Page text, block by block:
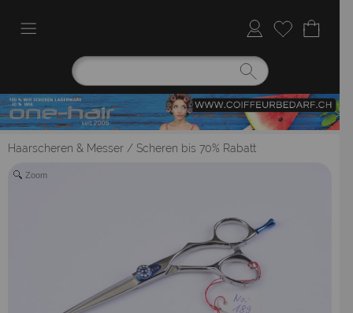
Haarscheren & Messer / Scheren bis 70% Rabatt
Zoom